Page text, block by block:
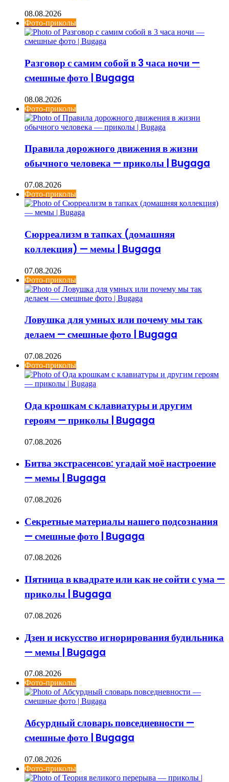
08.08.2026
Фото-приколы
Разговор с самим собой в 3 часа ночи —
смешные фото | Bugaga
08.08.2026
Фото-приколы
Правила дорожного движения в жизни
обычного человека — приколы | Bugaga
07.08.2026
Фото-приколы
Сюрреализм в тапках (домашняя
коллекция) — мемы | Bugaga
07.08.2026
Фото-приколы
Ловушка для умных или почему мы так
делаем — смешные фото | Bugaga
07.08.2026
Фото-приколы
Ода крошкам с клавиатуры и другим
героям — приколы | Bugaga
07.08.2026
Битва экстрасенсов: угадай моё настроение
— мемы | Bugaga
07.08.2026
Секретные материалы нашего подсознания
— смешные фото | Bugaga
07.08.2026
Пятница в квадрате или как не сойти с ума —
приколы | Bugaga
07.08.2026
Дзен и искусство игнорирования будильника
— мемы | Bugaga
07.08.2026
Фото-приколы
Абсурдный словарь повседневности —
смешные фото | Bugaga
07.08.2026
Фото-приколы